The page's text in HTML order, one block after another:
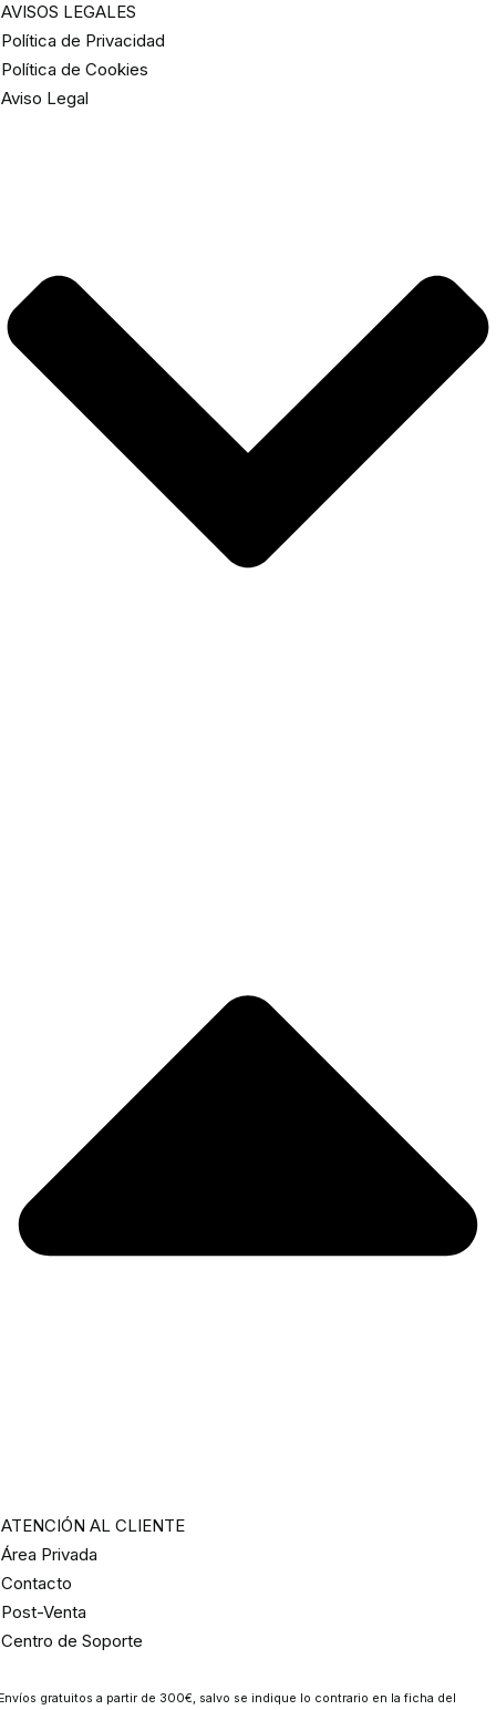
AVISOS LEGALES
Política de Privacidad
Política de Cookies
Aviso Legal
ATENCIÓN AL CLIENTE
Área Privada
Contacto
Post-Venta
Centro de Soporte
gratuitos a partir de 300€, salvo se indique lo contrario en la ficha del